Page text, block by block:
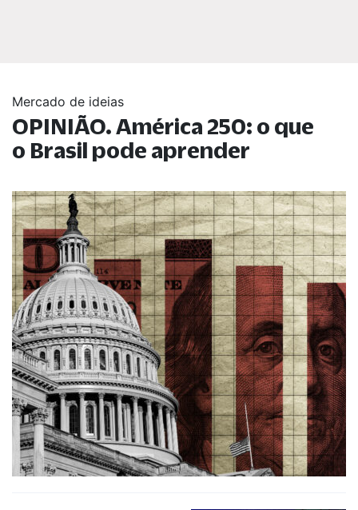
Mercado de ideias
OPINIÃO. América 250: o que
o Brasil pode aprender